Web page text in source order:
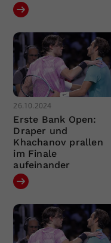
26.10.2024
Erste Bank Open:
Draper und
Khachanov prallen
im Finale
aufeinander